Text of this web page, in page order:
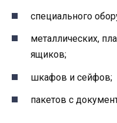
специального
металлических,
ящиков;
шкафов и сейфов;
пакетов с